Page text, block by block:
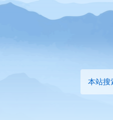
本站搜